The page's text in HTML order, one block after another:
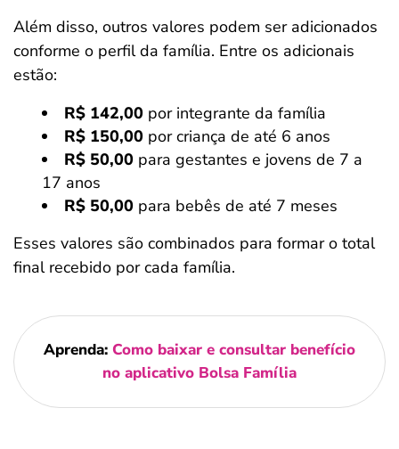
Além disso, outros valores podem ser adicionados
conforme o perfil da família. Entre os adicionais
estão:
R$ 142,00 por integrante da família
R$ 150,00 por criança de até 6 anos
R$ 50,00 para gestantes e jovens de 7 a
17 anos
R$ 50,00 para bebês de até 7 meses
Esses valores são combinados para formar o total
final recebido por cada família.
Aprenda: Como baixar e consultar benefício
no aplicativo Bolsa Família